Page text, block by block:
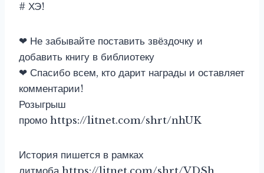
# ХЭ!
❤ Не забывайте поставить звёздочку и
добавить книгу в библиотеку
❤ Спасибо всем, кто дарит награды и оставляет
комментарии!
Розыгрыш
промо https://litnet.com/shrt/nhUK
История пишется в рамках